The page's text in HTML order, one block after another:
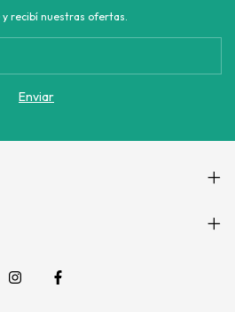
recibí nuestras ofertas.